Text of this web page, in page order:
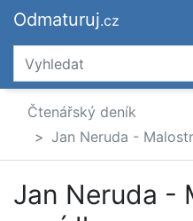
Odmaturuj.cz
Čtenářský deník
Jan Neruda -
Jan Neruda -